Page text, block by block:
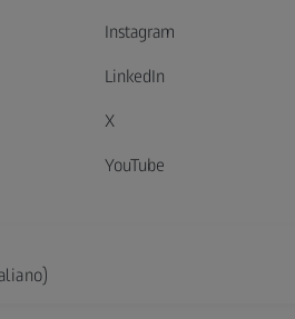
Instagram
LinkedIn
X
YouTube